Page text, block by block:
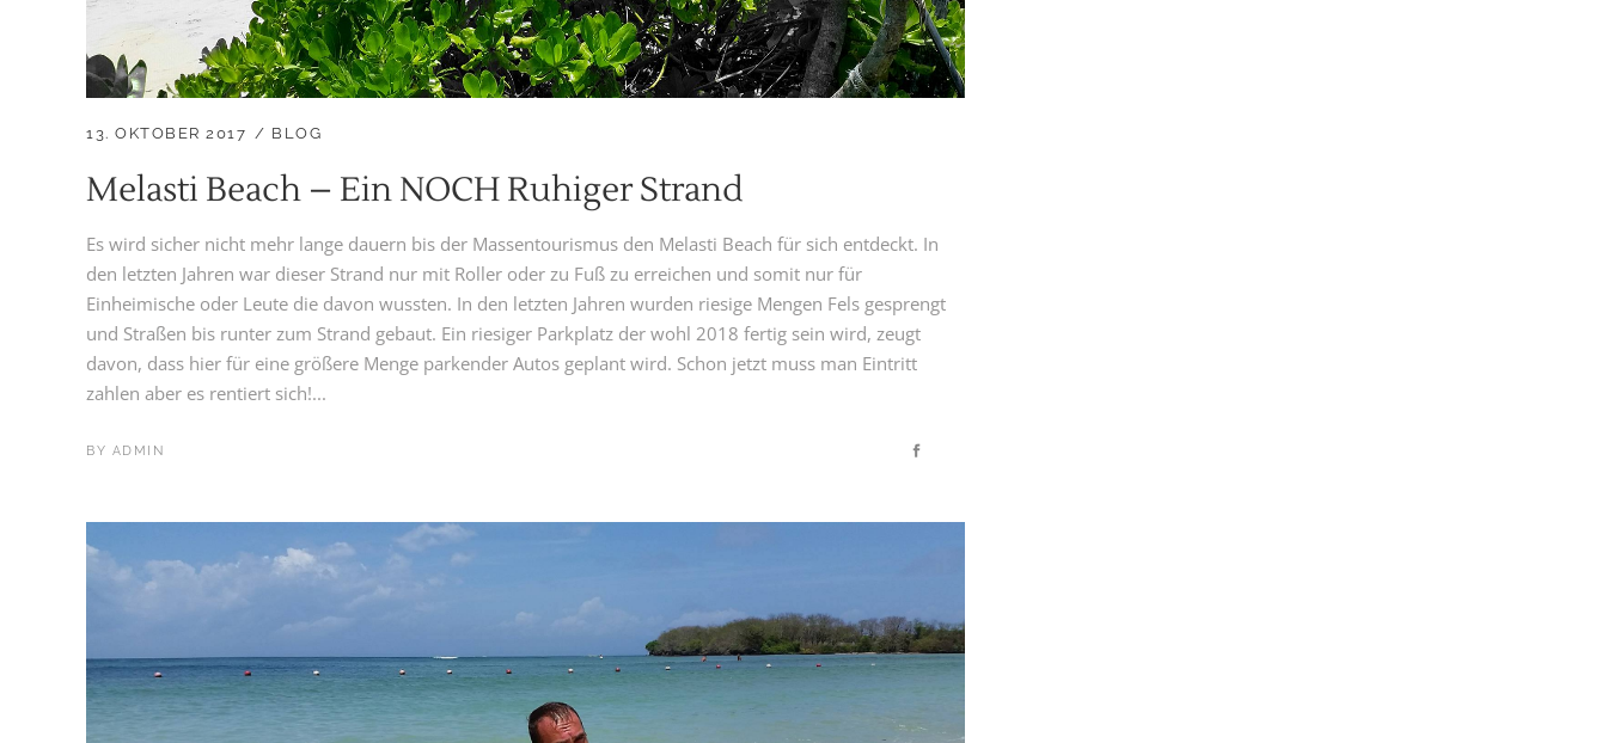
13. OKTOBER 2017 BLOG
Melasti Beach – Ein NOCH Ruhiger Strand
Es wird sicher nicht mehr lange dauern bis der Massentourismus den Melasti Beach für sich entdeckt. In
den letzten Jahren war dieser Strand nur mit Roller oder zu Fuß zu erreichen und somit nur für
Einheimische oder Leute die davon wussten. In den letzten Jahren wurden riesige Mengen Fels gesprengt
und Straßen bis runter zum Strand gebaut. Ein riesiger Parkplatz der wohl 2018 fertig sein wird, zeugt
davon, dass hier für eine größere Menge parkender Autos geplant wird. Schon jetzt muss man Eintritt
zahlen aber es rentiert sich!...
BY ADMIN